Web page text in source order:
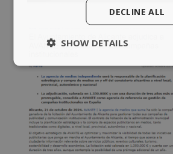
DECLINE ALL
SHOW DETAILS